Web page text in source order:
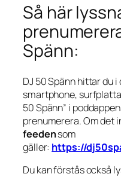
Så här
Spänn:
DJ 50 Spänn hittar du
smartphone,
50 Spänn” i
prenumerera. Om det
feedensom
gäller: https://
Du kan förstås också